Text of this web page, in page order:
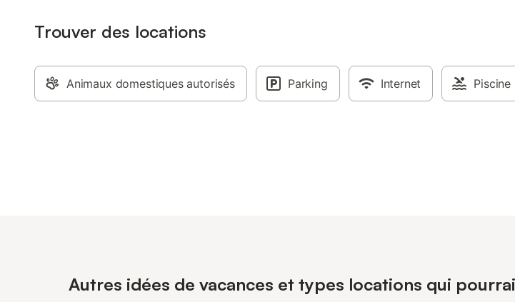
Trouver des locations
Animaux domestiques autorisés Parking Internet Piscine
Autres idées de vacances et types locations qui